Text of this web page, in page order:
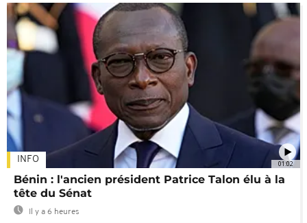
01:02
INFO
Bénin : l'ancien président Patrice Talon élu à la
tête du Sénat
Il y a 6 heures